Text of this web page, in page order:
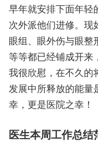
早年就安排下面年轻
次外派他们进修。现
眼组、眼外伤与眼整
等等都已经铺成开来
我很欣慰，在不久的
发展中所释放的能量
幸，更是医院之幸！
医生本周工作总结